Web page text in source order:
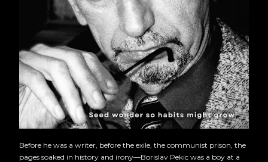
Before he was a writer, before the exile, the communist prison, the
pages soaked in history and irony—Borislav Pekic was a boy at a